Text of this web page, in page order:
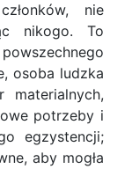
nie
nikogo. To
osoba ludzka
potrzeby i
egzystencji;
aby mogła